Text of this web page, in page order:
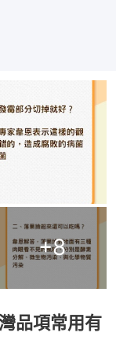
+8
品項常用有